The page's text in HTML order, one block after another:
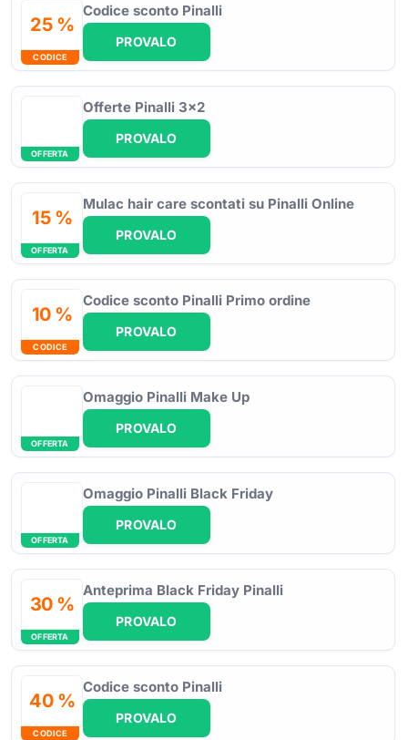
25 %
CODICE
Codice sconto Pinalli
PROVALO
OFFERTA
Offerte Pinalli 3x2
PROVALO
15 %
OFFERTA
Mulac hair care scontati su Pinalli Online
PROVALO
10 %
CODICE
Codice sconto Pinalli Primo ordine
PROVALO
OFFERTA
Omaggio Pinalli Make Up
PROVALO
OFFERTA
Omaggio Pinalli Black Friday
PROVALO
30 %
OFFERTA
Anteprima Black Friday Pinalli
PROVALO
40 %
CODICE
Codice sconto Pinalli
PROVALO